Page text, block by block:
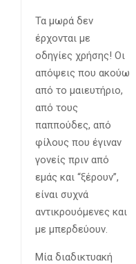
Τα μωρά δεν
έρχονται με
οδηγίες χρήσης! Οι
απόψεις που ακούω
από το μαιευτήριο,
από τους
παππούδες, από
φίλους που έγιναν
γονείς πριν από
εμάς και “ξέρουν”,
είναι συχνά
αντικρουόμενες και
με μπερδεύουν.
Μία διαδικτυακή